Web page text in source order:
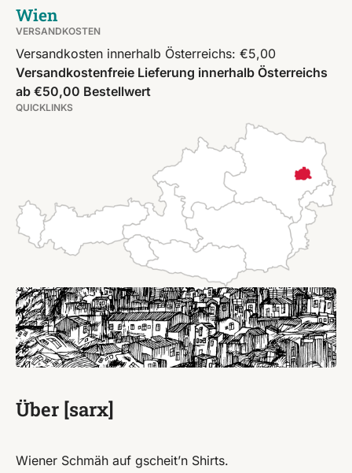
Wien
VERSANDKOSTEN
Versandkosten innerhalb Österreichs: €5,00
Versandkostenfreie Lieferung innerhalb Österreichs
ab €50,00 Bestellwert
QUICKLINKS
Über [sarx]
Wiener Schmäh auf gscheit’n Shirts.